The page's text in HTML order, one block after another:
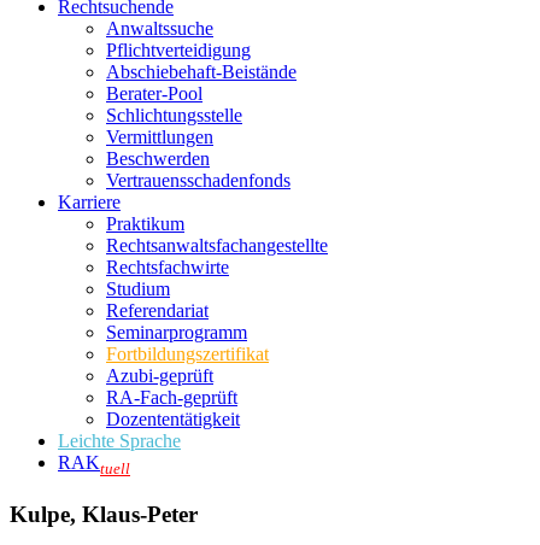
Rechtsuchende
Anwaltssuche
Pflichtverteidigung
Abschiebehaft-Beistände
Berater-Pool
Schlichtungsstelle
Vermittlungen
Beschwerden
Vertrauensschadenfonds
Karriere
Praktikum
Rechtsanwalts­fachangestellte
Rechtsfachwirte
Studium
Referendariat
Seminarprogramm
Fortbildungszertifikat
Azubi-geprüft
RA-Fach-geprüft
Dozententätigkeit
Leichte Sprache
RAKtuell
Kulpe, Klaus-Peter